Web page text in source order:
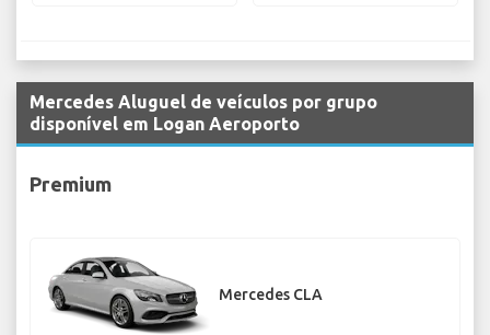
Mercedes Aluguel de veículos por grupo
disponível em Logan Aeroporto
Premium
Mercedes CLA